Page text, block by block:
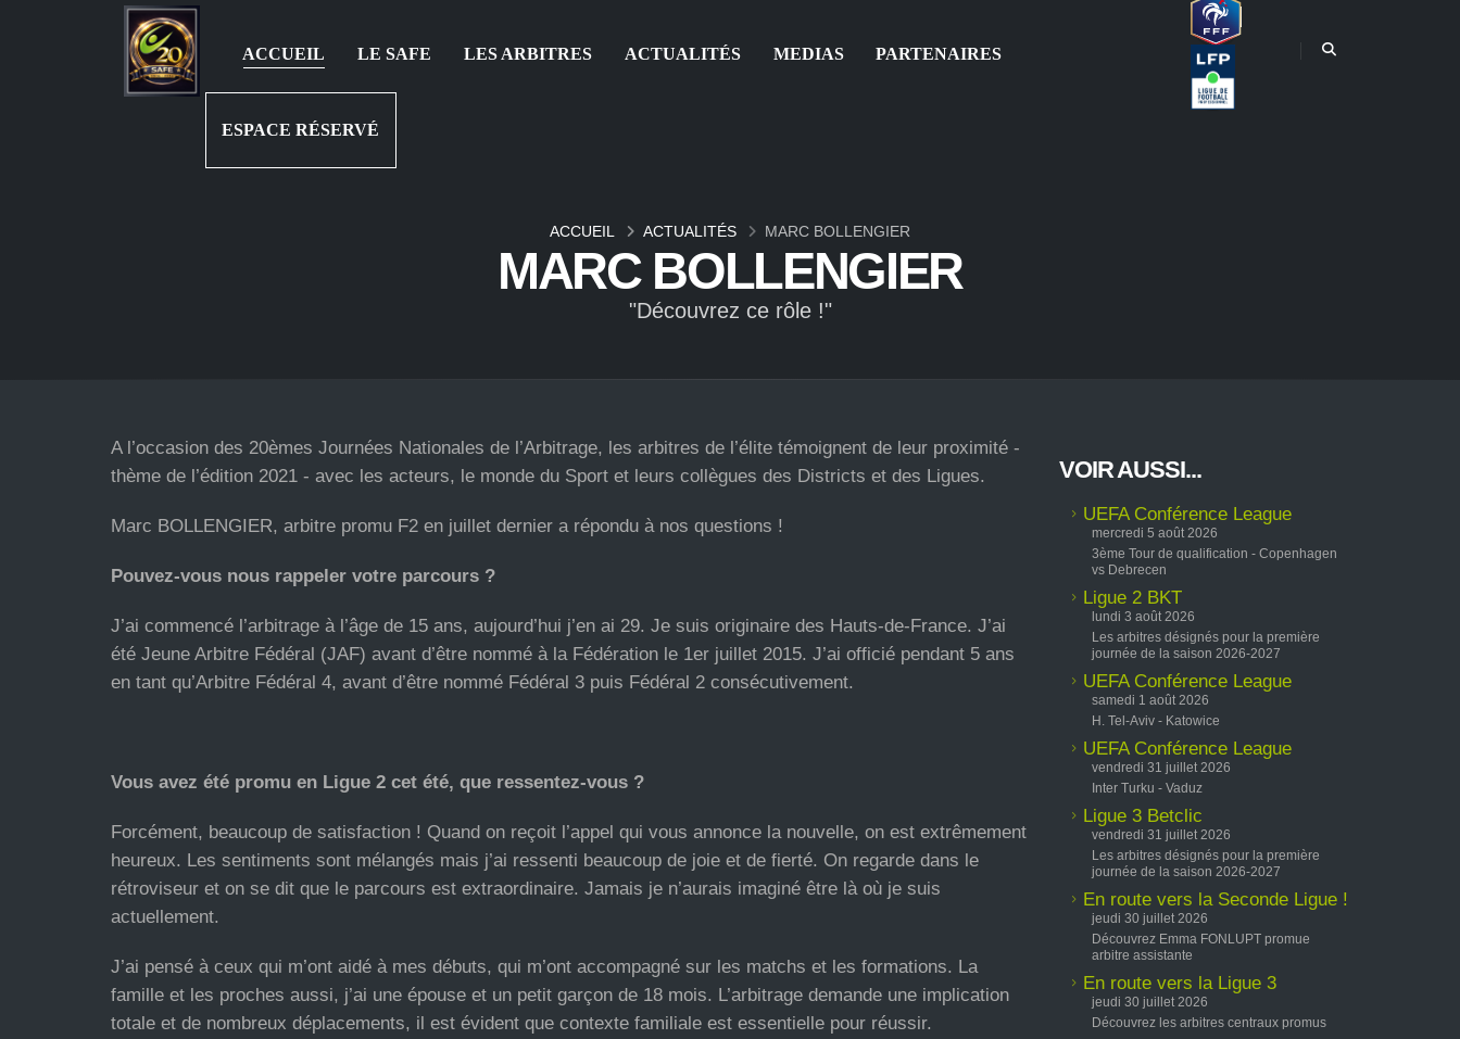
ACCUEIL LE SAFE LES ARBITRES ACTUALITÉS MEDIAS PARTENAIRES
ESPACE RÉSERVÉ
MARC BOLLENGIER
"Découvrez ce rôle !"
ACCUEIL ACTUALITÉS MARC BOLLENGIER
A l’occasion des 20èmes Journées Nationales de l’Arbitrage, les arbitres de l’élite témoignent de leur proximité -
thème de l’édition 2021 - avec les acteurs, le monde du Sport et leurs collègues des Districts et des Ligues.
Marc BOLLENGIER, arbitre promu F2 en juillet dernier a répondu à nos questions !
Pouvez-vous nous rappeler votre parcours ?
J’ai commencé l’arbitrage à l’âge de 15 ans, aujourd’hui j’en ai 29. Je suis originaire des Hauts-de-France. J’ai
été Jeune Arbitre Fédéral (JAF) avant d’être nommé à la Fédération le 1er juillet 2015. J’ai officié pendant 5 ans
en tant qu’Arbitre Fédéral 4, avant d’être nommé Fédéral 3 puis Fédéral 2 consécutivement.
Vous avez été promu en Ligue 2 cet été, que ressentez-vous ?
Forcément, beaucoup de satisfaction ! Quand on reçoit l’appel qui vous annonce la nouvelle, on est extrêmement
heureux. Les sentiments sont mélangés mais j’ai ressenti beaucoup de joie et de fierté. On regarde dans le
rétroviseur et on se dit que le parcours est extraordinaire. Jamais je n’aurais imaginé être là où je suis
actuellement.
J’ai pensé à ceux qui m’ont aidé à mes débuts, qui m’ont accompagné sur les matchs et les formations. La
famille et les proches aussi, j’ai une épouse et un petit garçon de 18 mois. L’arbitrage demande une implication
totale et de nombreux déplacements, il est évident que contexte familiale est essentielle pour réussir.
VOIR AUSSI...
UEFA Conférence League
mercredi 5 août 2026
3ème Tour de qualification - Copenhagen
vs Debrecen
Ligue 2 BKT
lundi 3 août 2026
Les arbitres désignés pour la première
journée de la saison 2026-2027
UEFA Conférence League
samedi 1 août 2026
H. Tel-Aviv - Katowice
UEFA Conférence League
vendredi 31 juillet 2026
Inter Turku - Vaduz
Ligue 3 Betclic
vendredi 31 juillet 2026
Les arbitres désignés pour la première
journée de la saison 2026-2027
En route vers la Seconde Ligue !
jeudi 30 juillet 2026
Découvrez Emma FONLUPT promue
arbitre assistante
En route vers la Ligue 3
jeudi 30 juillet 2026
Découvrez les arbitres centraux promus